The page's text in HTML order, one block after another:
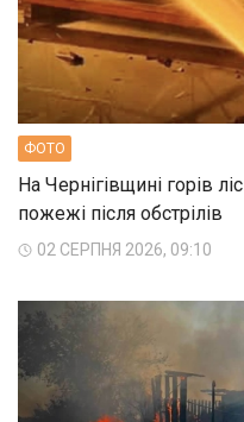
ФОТО
На Чернігівщині горів
пожежі після обстрілів
02 СЕРПНЯ 2026, 09:10